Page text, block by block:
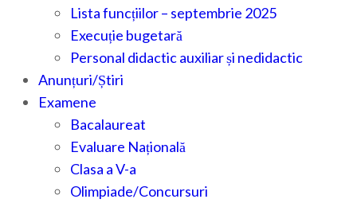
Lista funcțiilor – septembrie 2025
Execuție bugetară
Personal didactic auxiliar și nedidactic
Anunțuri/Știri
Examene
Bacalaureat
Evaluare Națională
Clasa a V-a
Olimpiade/Concursuri